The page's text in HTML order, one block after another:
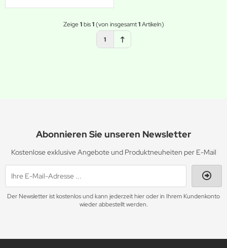
Zeige1bis1(von insgesamt1Artikeln)
1
Abonnieren Sie unseren Newsletter
Kostenlose exklusive Angebote und Produktneuheiten per E-Mail
Der Newsletter ist kostenlos und kann jederzeit hier oder in Ihrem Kundenkonto
wieder abbestellt werden.